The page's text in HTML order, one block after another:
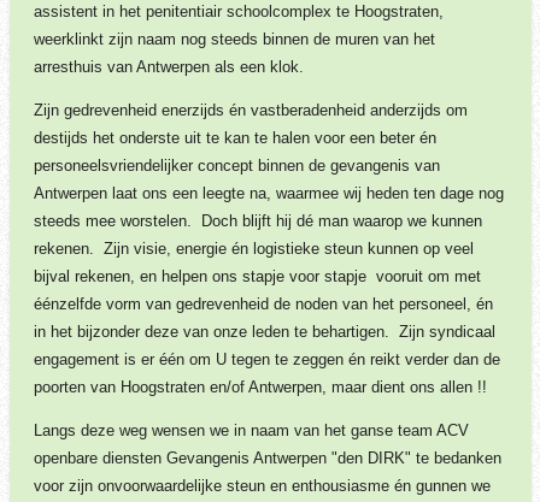
assistent in het penitentiair schoolcomplex te Hoogstraten,
weerklinkt zijn naam nog steeds binnen de muren van het
arresthuis van Antwerpen als een klok.
Zijn gedrevenheid enerzijds én vastberadenheid anderzijds om
destijds het onderste uit te kan te halen voor een beter én
personeelsvriendelijker concept binnen de gevangenis van
Antwerpen laat ons een leegte na, waarmee wij heden ten dage nog
steeds mee worstelen. Doch blijft hij dé man waarop we kunnen
rekenen. Zijn visie, energie én logistieke steun kunnen op veel
bijval rekenen, en helpen ons stapje voor stapje vooruit om met
éénzelfde vorm van gedrevenheid de noden van het personeel, én
in het bijzonder deze van onze leden te behartigen. Zijn syndicaal
engagement is er één om U tegen te zeggen én reikt verder dan de
poorten van Hoogstraten en/of Antwerpen, maar dient ons allen !!
Langs deze weg wensen we in naam van het ganse team ACV
openbare diensten Gevangenis Antwerpen "den DIRK" te bedanken
voor zijn onvoorwaardelijke steun en enthousiasme én gunnen we